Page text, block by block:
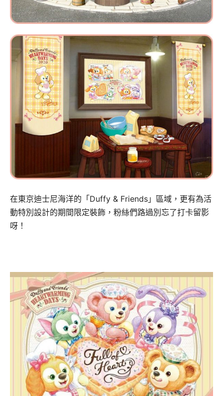
在東京迪士尼海洋的「Duffy & Friends」區域，更有為活
動特別設計的期間限定裝飾，粉絲們路過別忘了打卡留影
呀！